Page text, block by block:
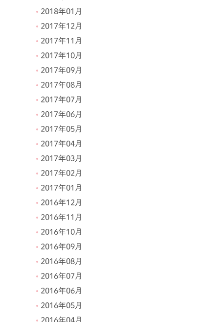
2018年01月
2017年12月
2017年11月
2017年10月
2017年09月
2017年08月
2017年07月
2017年06月
2017年05月
2017年04月
2017年03月
2017年02月
2017年01月
2016年12月
2016年11月
2016年10月
2016年09月
2016年08月
2016年07月
2016年06月
2016年05月
2016年04月